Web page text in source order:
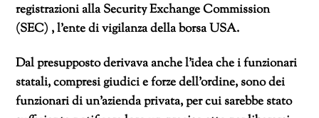
registrazioni alla Security Exchange Commission
(SEC) , l’ente di vigilanza della borsa USA.
Dal presupposto derivava anche l’idea che i funzionari
statali, compresi giudici e forze dell’ordine, sono dei
funzionari di un’azienda privata, per cui sarebbe stato